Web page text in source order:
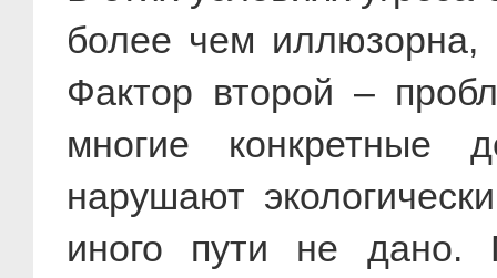
более чем иллюзорна,
Фактор второй –
многие конкретные
нарушают
иного пути не дано.